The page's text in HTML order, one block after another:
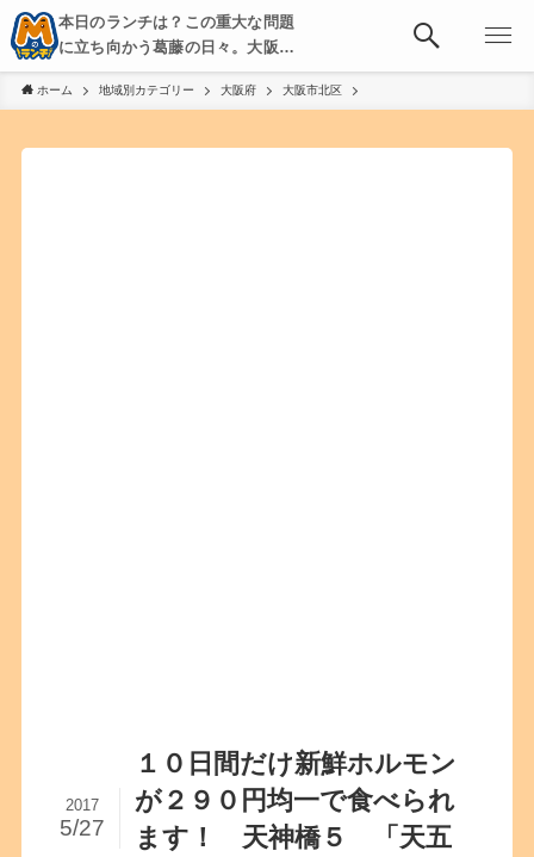
本日のランチは？この重大な問題
に立ち向かう葛藤の日々。大阪・
京都・神戸を中心とした食べ歩
き、飲み歩きを綴る。
ホーム 地域別カテゴリー 大阪府 大阪市北区
１０日間だけ新鮮ホルモン
が２９０円均一で食べられ
ます！ 天神橋５ 「天五
2017
5/27